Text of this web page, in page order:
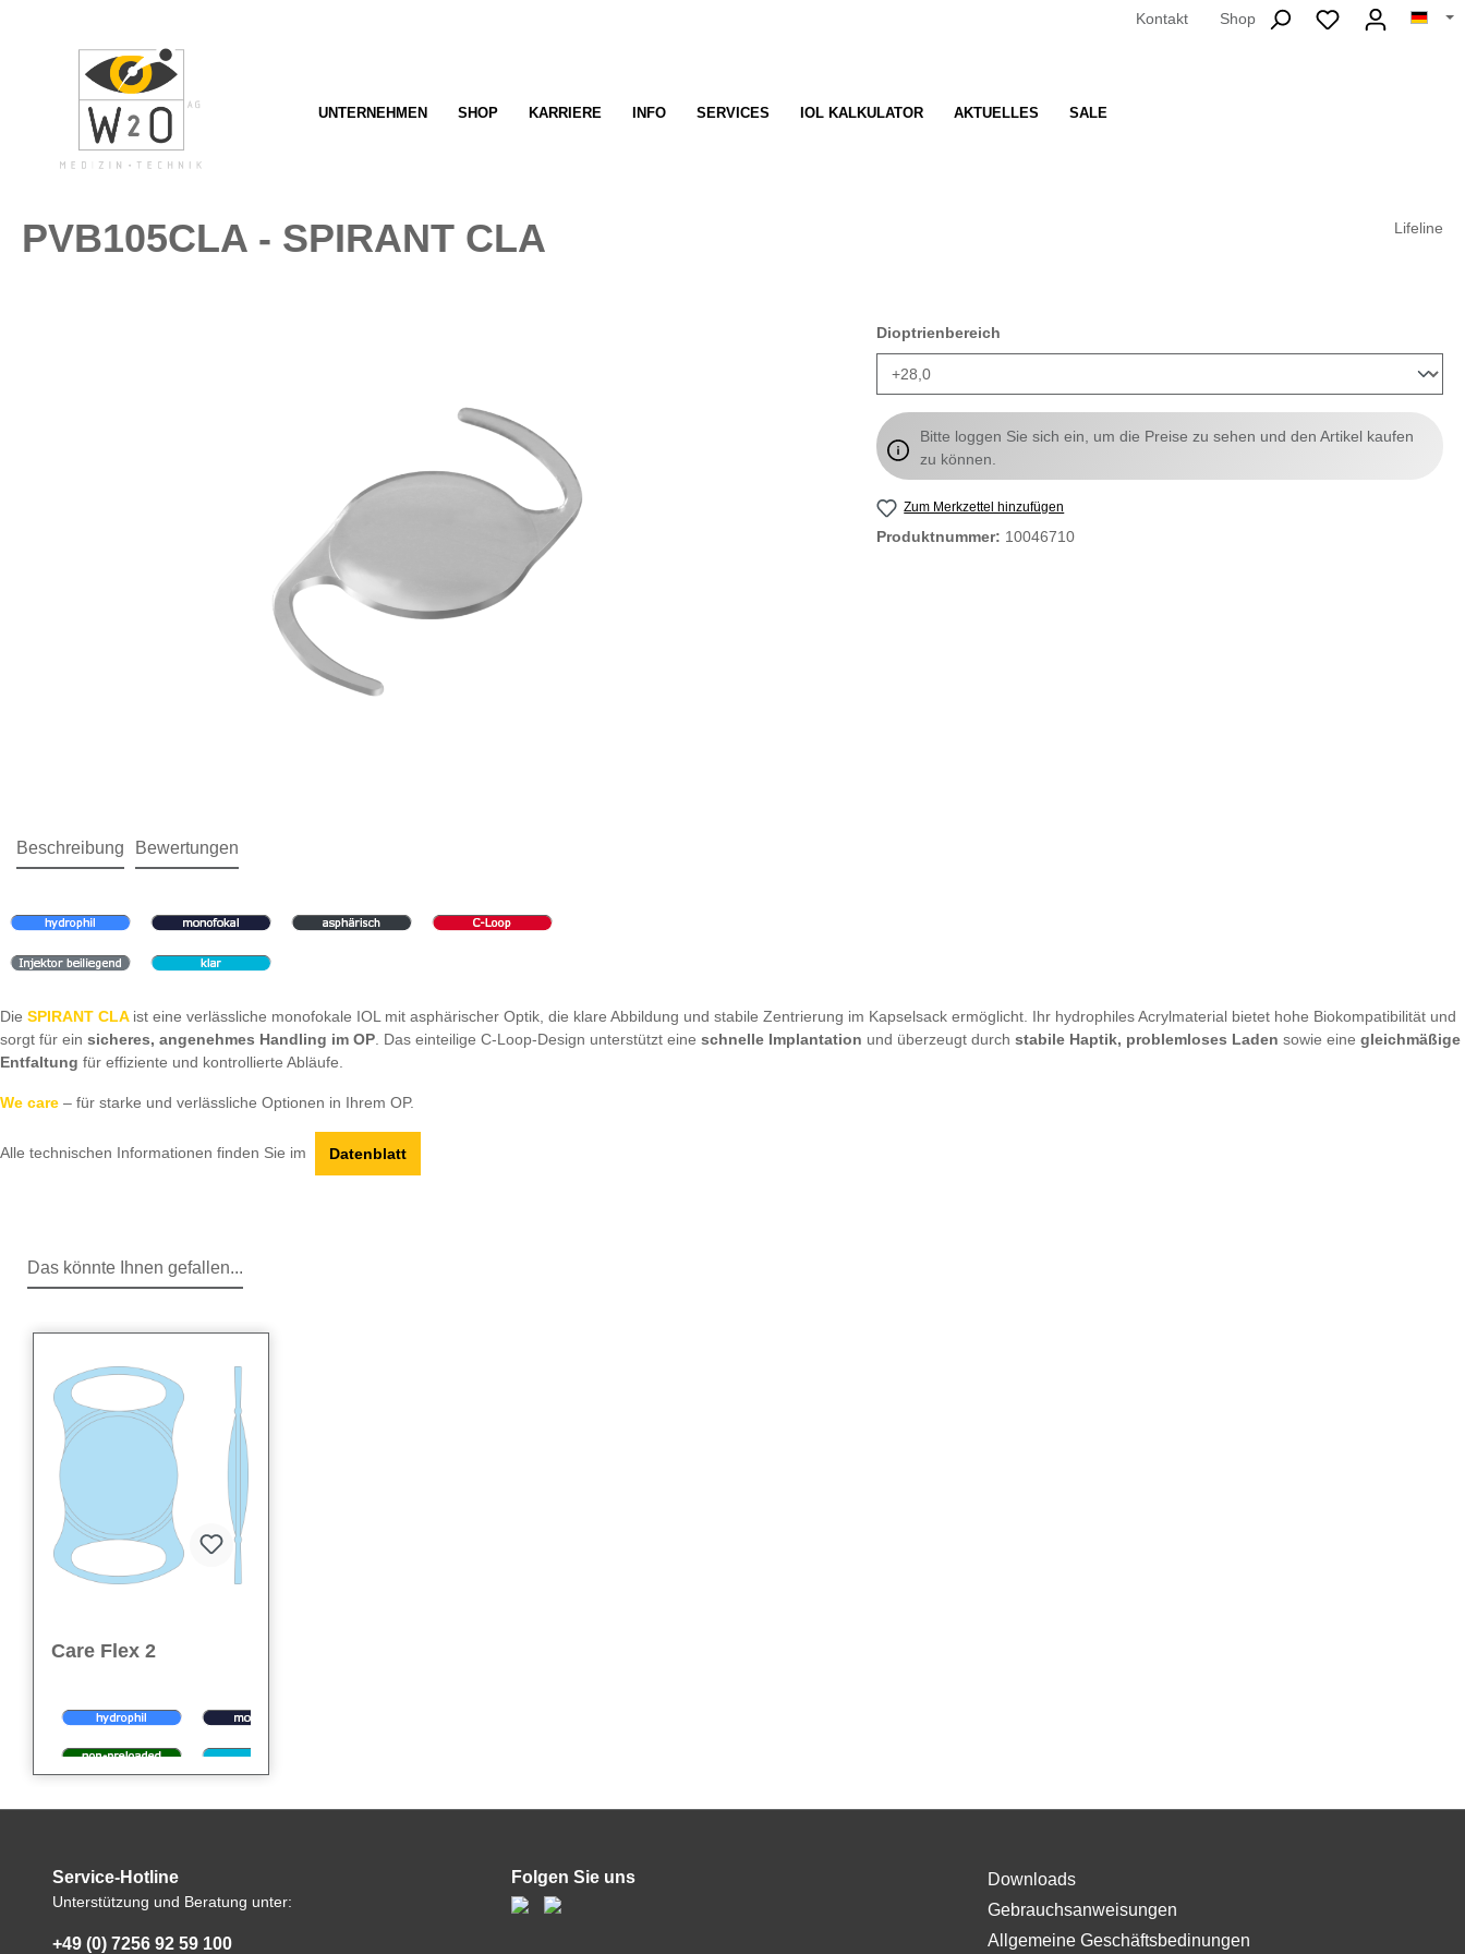
Kontakt Shop
UNTERNEHMEN SHOP KARRIERE INFO SERVICES IOL KALKULATOR AKTUELLES SALE
PVB105CLA - SPIRANT CLA Lifeline
Dioptrienbereich
Bitte loggen Sie sich ein, um die Preise zu sehen und den Artikel kaufen
zu können.
Zum Merkzettel hinzufügen
Produktnummer: 10046710
Beschreibung Bewertungen
Die SPIRANT CLA ist eine verlässliche monofokale IOL mit asphärischer Optik, die klare Abbildung und stabile Zentrierung im Kapselsack ermöglicht. Ihr hydrophiles Acrylmaterial bietet hohe Biokompatibilität und
sorgt für ein sicheres, angenehmes Handling im OP. Das einteilige C-Loop-Design unterstützt eine schnelle Implantation und überzeugt durch stabile Haptik, problemloses Laden sowie eine gleichmäßige
Entfaltung für effiziente und kontrollierte Abläufe.
We care – für starke und verlässliche Optionen in Ihrem OP.
Alle technischen Informationen finden Sie im Datenblatt
Das könnte Ihnen gefallen...
Produktgalerie überspringen
Care Flex 2
bikonvexer Optik, die stabile
Zentrierung und klare
Kapselsack unterstützt. Ihr
– für starke und
verlässliche Optionen in
Service-Hotline
Unterstützung und Beratung unter:
+49 (0) 7256 92 59 100
Folgen Sie uns
Downloads
Gebrauchsanweisungen
Allgemeine Geschäftsbedinungen